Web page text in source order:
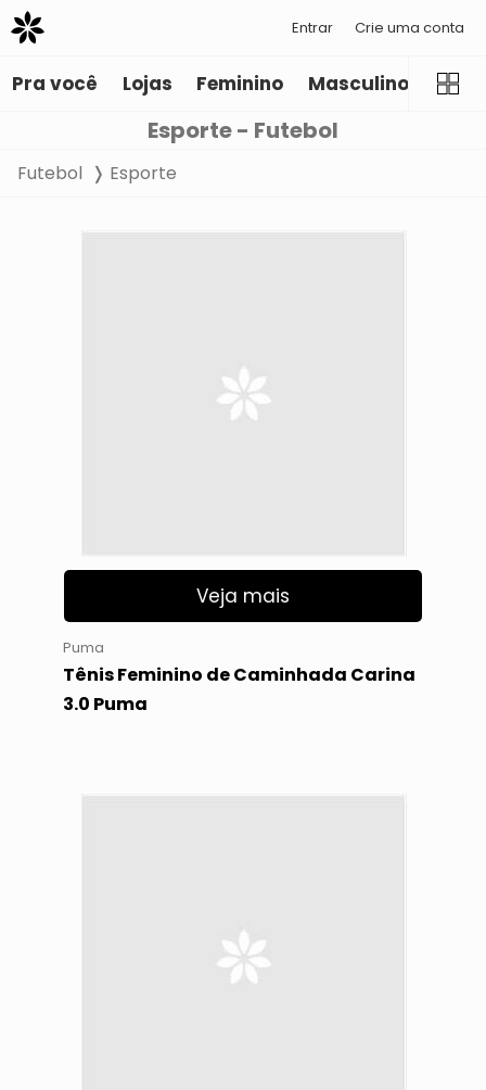
Entrar Crie uma conta
Pra você Lojas Feminino Masculino
Esporte - Futebol
Futebol Esporte
Veja mais
Puma
Tênis Feminino de Caminhada Carina
3.0 Puma